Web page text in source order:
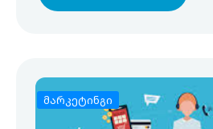
მარკეტინგი